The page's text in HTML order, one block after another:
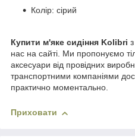
Колір: сірий
Купити м'яке сидіння Kolibri
нас на сайті. Ми пропонуємо
аксесуари від провідних
транспортними компаніями
практично моментально.
Приховати